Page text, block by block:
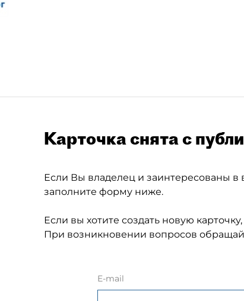
Карточка снята с
Если Вы владелец и заинтересованы
заполните форму ниже.
Если вы хотите создать новую
При возникновении вопросов
E-mail